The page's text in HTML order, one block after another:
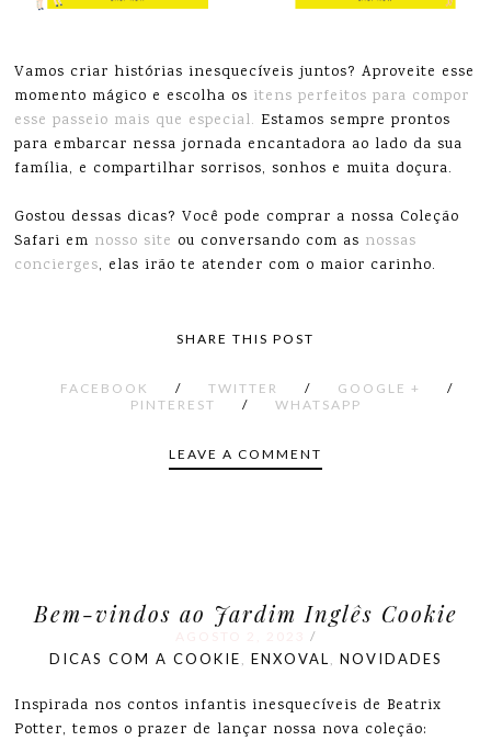
Vamos criar histórias inesquecíveis juntos? Aproveite esse
momento mágico e escolha os itens perfeitos para compor
esse passeio mais que especial.Estamos sempre prontos
para embarcar nessa jornada encantadora ao lado da sua
família, e compartilhar sorrisos, sonhos e muita doçura.
Gostou dessas dicas? Você pode comprar a nossa Coleção
Safari em nosso site ou conversando com as nossas
concierges, elas irão te atender com o maior carinho.
SHARE THIS POST
FACEBOOK / TWITTER / GOOGLE +
/
PINTEREST
/ WHATSAPP
LEAVE A COMMENT
Bem-vindos ao Jardim Inglês Cookie
/
DICAS COM A COOKIE ENXOVAL NOVIDADES
Inspirada nos contos infantis inesquecíveis de Beatrix
Potter, temos o prazer de lançar nossa nova coleção: